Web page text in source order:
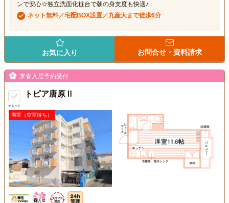
ンで安心☆独立洗面化粧台で朝の身支度も快適♪
ネット無料／宅配BOX設置／九産大まで徒歩6分
お気に入り お問合せ・資料請求
チェック
来春入居予約受付
トピア唐原Ⅱ
満室（空室待ち）